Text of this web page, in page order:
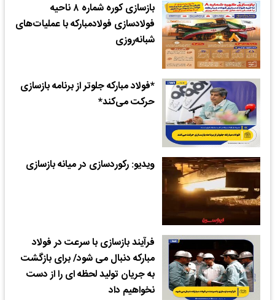
بازسازی کوره شماره ۸ ناحیه
فولادسازی فولاد‌مبارکه با عملیات‌های
شبانه‌روزی
*فولاد مبارکه جلوتر از برنامه بازسازی
حرکت می‌کند*
ویدیو: رکوردسازی در میانه بازسازی
فرآیند بازسازی با سرعت در فولاد
مبارکه دنبال می شود/ برای بازگشت
به جریان تولید لحظه ای را از دست
نخواهیم داد